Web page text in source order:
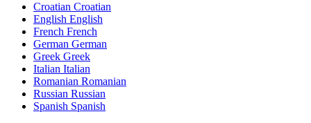
Croatian Croatian
English English
French French
German German
Greek Greek
Italian Italian
Romanian Romanian
Russian Russian
Spanish Spanish